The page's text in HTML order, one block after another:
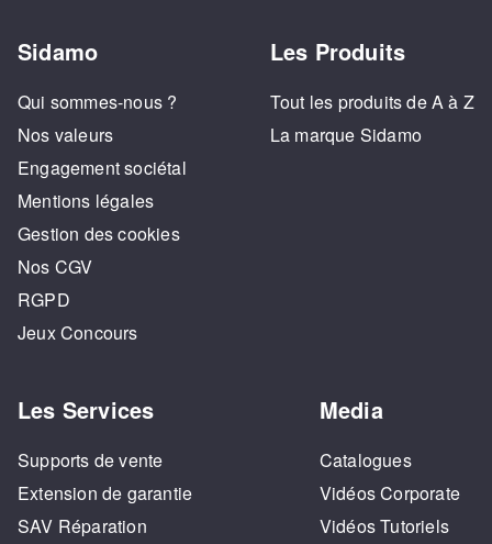
Sidamo
Qui sommes-nous ?
Nos valeurs
Engagement sociétal
Mentions légales
Gestion des cookies
Nos CGV
RGPD
Jeux Concours
Les Produits
Tout les produits de A à Z
La marque Sidamo
Les Services
Supports de vente
Extension de garantie
SAV Réparation
Media
Catalogues
Vidéos Corporate
Vidéos Tutoriels